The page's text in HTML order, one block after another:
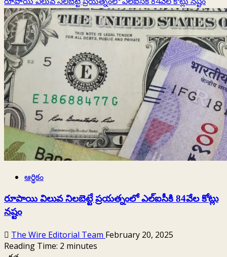
about
కమ్యూనిస్టు
మానిఫెస్టో
ఆర్థికం
రూపాయి విలువ నిలబెట్టే ప్రయత్నంలో ఎల్‌ఐసీకి 84వేల కోట్లు
నష్టం
The Wire Editorial Team February 20, 2025
Reading Time: 2 minutes